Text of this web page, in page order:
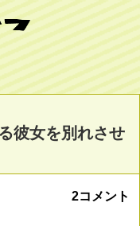
彼女を別れさせ
2コメント